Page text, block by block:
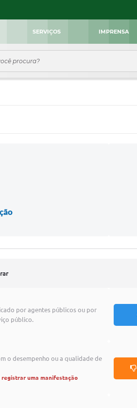
SERVIÇOS IMPRENSA
por agentes públicos ou por
público.
o desempenho ou a qualidade de
registrar uma manifestação